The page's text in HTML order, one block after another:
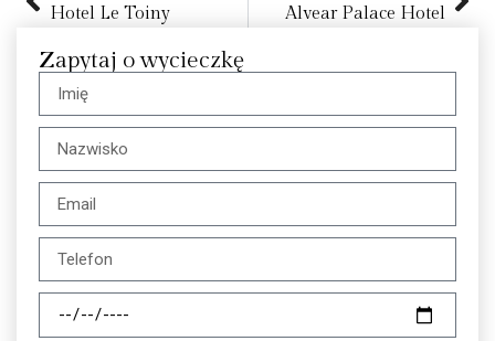
Hotel Le Toiny
Alvear Palace Hotel
Zapytaj o wycieczkę